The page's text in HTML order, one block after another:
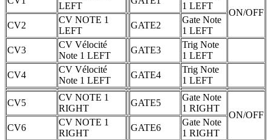
LEFT
1 LEFT
ON/OFF
CV2
CV NOTE 1
LEFT
GATE2
Gate Note
1 LEFT
CV3
CV Vélocité
Note 1 LEFT
GATE3
Trig Note
1 LEFT
CV4
CV Vélocité
Note 1 LEFT
GATE4
Trig Note
1 LEFT
CV5
CV NOTE 1
RIGHT
GATE5
Gate Note
1 RIGHT
ON/OFF
CV6
CV NOTE 1
RIGHT
GATE6
Gate Note
1 RIGHT